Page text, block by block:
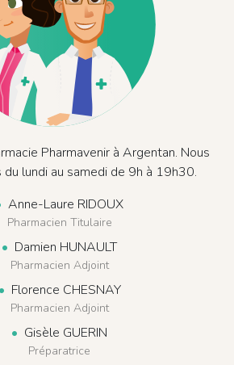
Pharmavenir à Argentan. Nous
lundi au samedi de 9h à 19h30.
Anne-Laure RIDOUX
Pharmacien Titulaire
Damien HUNAULT
Pharmacien Adjoint
Florence CHESNAY
Pharmacien Adjoint
Gisèle GUERIN
Préparatrice